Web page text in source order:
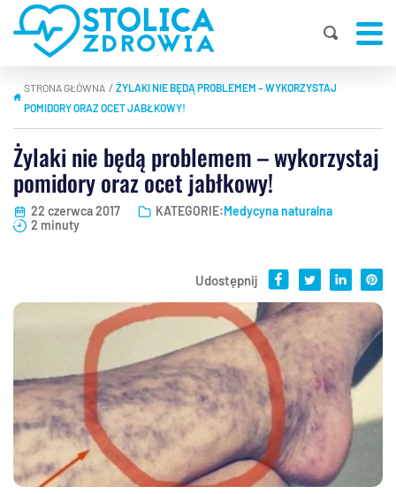
STRONA GŁÓWNA | ŻYLAKI NIE BĘDĄ PROBLEMEM – WYKORZYSTAJ
POMIDORY ORAZ OCET JABŁKOWY!
Żylaki nie będą problemem – wykorzystaj
pomidory oraz ocet jabłkowy!
22 czerwca 2017 KATEGORIE:Medycyna naturalna
2 minuty
Udostępnij